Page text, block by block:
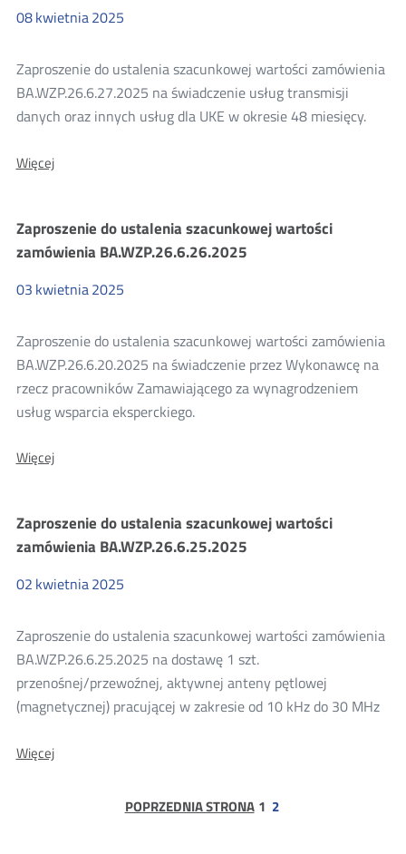
08kwietnia2025
Zaproszenie do ustalenia szacunkowej wartości zamówienia
BA.WZP.26.6.27.2025 na świadczenie usług transmisji
danych oraz innych usług dla UKE w okresie 48 miesięcy.
WięcejO:
szacunkowej
wartości
zamówienia
Zaproszenie do ustalenia szacunkowej wartości
zamówienia BA.WZP.26.6.26.2025
03 kwietnia2025
Zaproszenie do ustalenia szacunkowej wartości zamówienia
BA.WZP.26.6.20.2025 na świadczenie przez Wykonawcę na
rzecz pracowników Zamawiającego za wynagrodzeniem
usług wsparcia eksperckiego.
WięcejO:
szacunkowej
wartości
zamówienia
Zaproszenie do ustalenia szacunkowej wartości
zamówienia BA.WZP.26.6.25.2025
02 kwietnia2025
Zaproszenie do ustalenia szacunkowej wartości zamówienia
BA.WZP.26.6.25.2025 na dostawę 1 szt.
przenośnej/przewoźnej, aktywnej anteny pętlowej
(magnetycznej) pracującej w zakresie od 10 kHz do 30 MHz
WięcejO:
szacunkowej
POPRZEDNIA STRONA strona
1 2